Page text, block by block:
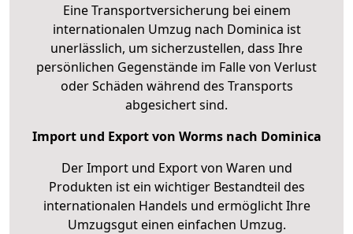
Eine Transportversicherung bei einem
internationalen Umzug nach Dominica ist
unerlässlich, um sicherzustellen, dass Ihre
persönlichen Gegenstände im Falle von Verlust
oder Schäden während des Transports
abgesichert sind.
Import und Export von Worms nach Dominica
Der Import und Export von Waren und
Produkten ist ein wichtiger Bestandteil des
internationalen Handels und ermöglicht Ihre
Umzugsgut einen einfachen Umzug.